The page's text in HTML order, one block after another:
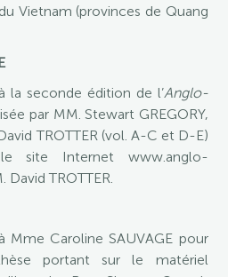
Vietnam (provinces de Quang
la seconde édition de l’Anglo-
par MM. Stewart GREGORY,
TROTTER (vol. A-C et D-E)
site Internet www.anglo-
TROTTER.
Mme Caroline SAUVAGE pour
portant sur le matériel